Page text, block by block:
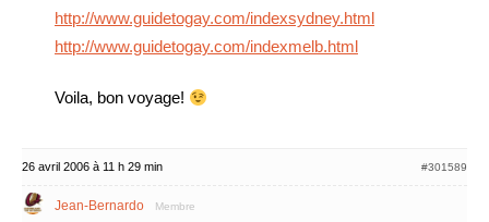
http://www.guidetogay.com/indexsydney.html
http://www.guidetogay.com/indexmelb.html
Voila, bon voyage!
26 avril 2006 à 11 h 29 min #301589
Jean-Bernardo Membre